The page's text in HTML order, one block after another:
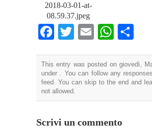
2018-03-01-at-
08.59.37.jpeg
Facebook
Twitter
Email
This entry was posted on giovedì,
under . You can follow any
feed. You can skip to the end and
not allowed.
Scrivi un commento